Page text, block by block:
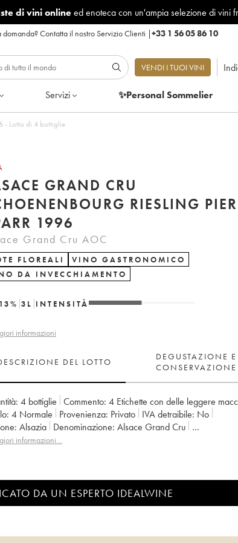
di vini onlineed enoteca con un'ampia selezione di vini
domanda?Contatta il nostro Servizio Clienti |+33 1 56 05 86 10
VENDI I TUOI VINI
Servizi ✨Personal Sommelier
Schoenenbourg Riesling Pierre Sparr 1996 - Lotto di 4 bottiglie
GRAND CRU
RIESLING
SPARR 1996
Grand Cru AOC
FLOREALI
VINO GASTRONOMICO
DA INVECCHIAMENTO
13% 3 L INTENSITÀ
informazioni
DEL LOTTO
DEGUSTAZIONE E
CONSERVAZIONE
4 bottiglie Commento: 4 Etichette con delle leggere
4 Normale Provenienza: privato IVA detraibile:
no
Alsazia Denominazione:
Alsace Grand Cru
Pierre Sparr
informazioni…
DA UN ESPERTO IDEALWINE